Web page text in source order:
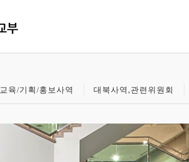
교육/기획/홍보사역 대북사역,관련위원회